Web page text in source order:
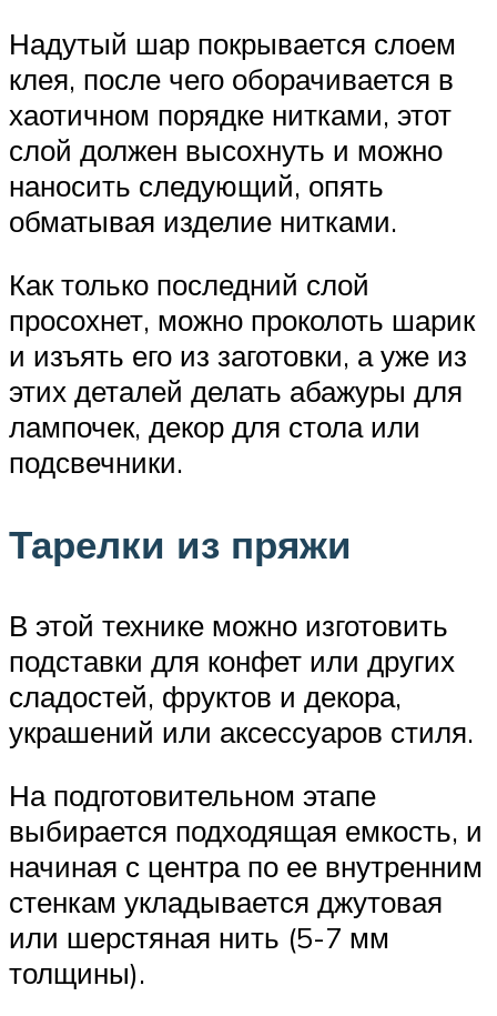
Надутый шар покрывается слоем
клея, после чего оборачивается в
хаотичном порядке нитками, этот
слой должен высохнуть и можно
наносить следующий, опять
обматывая изделие нитками.
Как только последний слой
просохнет, можно проколоть шарик
и изъять его из заготовки, а уже из
этих деталей делать абажуры для
лампочек, декор для стола или
подсвечники.
Тарелки из пряжи
В этой технике можно изготовить
подставки для конфет или других
сладостей, фруктов и декора,
украшений или аксессуаров стиля.
На подготовительном этапе
выбирается подходящая емкость, и
начиная с центра по ее внутренним
стенкам укладывается джутовая
или шерстяная нить (5-7 мм
толщины).